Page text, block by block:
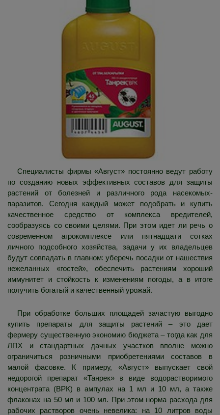
Специалисты фирмы «Август» постоянно ведут работу
по созданию новых эффективных составов для защиты
растений от болезней и различного рода насекомых-
паразитов. Сегодня каждый может подобрать и купить
качественное средство от комплекса вредителей,
сообразуясь со своими целями. При этом идет ли речь о
современном агрокомплексе или пятнадцати сотках
личного подсобного хозяйства, задачи у их владельцев
будут совпадать в главном: уберечь посадки от нашествия
нежеланных «гостей», обеспечить растениям хороший
иммунитет и стойкость к изменениям погоды, а в итоге
получить богатый и качественный урожай.
При обработке больших площадей зачастую выгодно
купить препараты для защиты растений – это дает
фермеру существенную экономию бюджета – тогда как для
ЛПХ и стандартных дачных участков вполне можно
ограничиться розничными приобретениями составов в
малой фасовке. К примеру, «Август» выпускает свой
недорогой препарат «Танрек» в виде водорастворимого
концентрата (ВРК) в ампулах на 1 мл и 10 мл, а также
флаконах на 50 мл и 100 мл. При этом норма расхода для
рабочих растворов очень невелика: на 10 литров воды